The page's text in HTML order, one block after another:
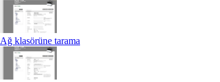
Ağ klasörüne tarama